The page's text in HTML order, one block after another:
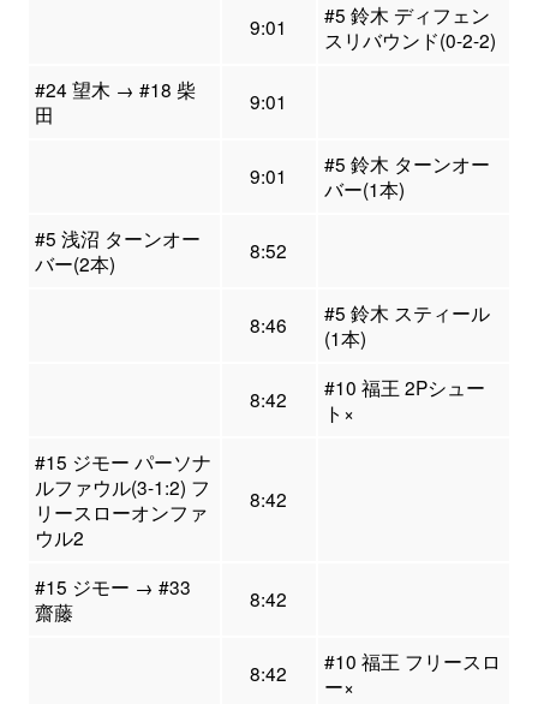
9:01
#5 鈴木 ディフェン
スリバウンド(0-2-2)
#24 望木 → #18 柴
田
9:01
9:01
#5 鈴木 ターンオー
バー(1本)
#5 浅沼 ターンオー
バー(2本)
8:52
8:46
#5 鈴木 スティール
(1本)
8:42
#10 福王 2Pシュー
ト×
#15 ジモー パーソナ
ルファウル(3-1:2) フ
リースローオンファ
ウル2
8:42
#15 ジモー → #33
齋藤
8:42
8:42
#10 福王 フリースロ
ー×